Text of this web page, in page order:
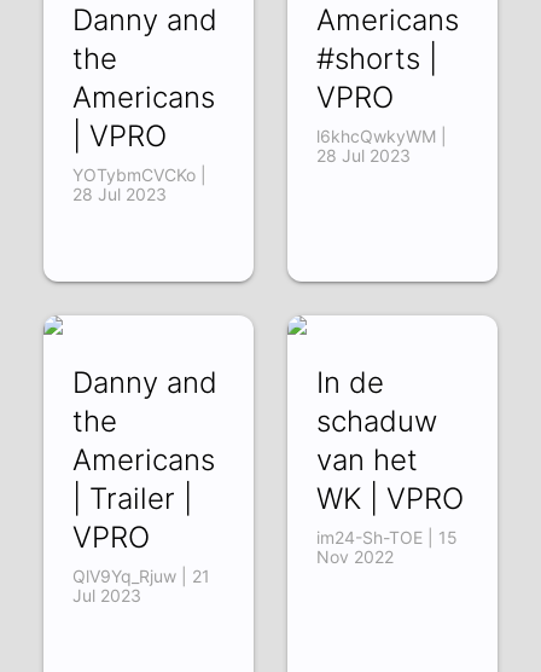
Danny and
the
Americans
| VPRO
YOTybmCVCKo |
28 Jul 2023
Americans
#shorts |
VPRO
l6khcQwkyWM |
28 Jul 2023
Danny and
the
Americans
| Trailer |
VPRO
QlV9Yq_Rjuw | 21
Jul 2023
In de
schaduw
van het
WK | VPRO
im24-Sh-TOE | 15
Nov 2022